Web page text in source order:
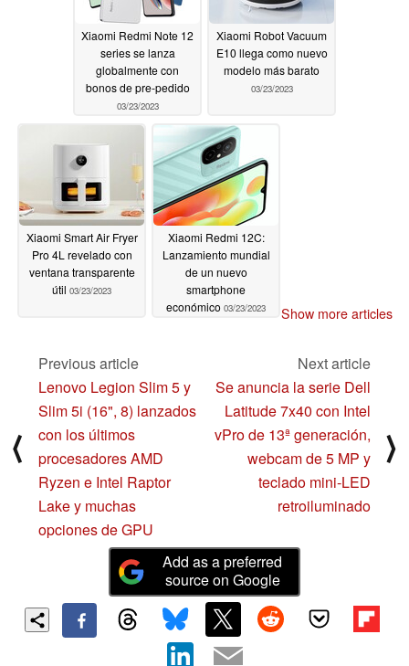
Xiaomi Redmi Note 12
series se lanza
globalmente con
bonos de pre-pedido
03/23/2023
Xiaomi Robot Vacuum
E10 llega como nuevo
modelo más barato
03/23/2023
Xiaomi Smart Air Fryer
Pro 4L revelado con
ventana transparente
útil 03/23/2023
Xiaomi Redmi 12C:
Lanzamiento mundial
de un nuevo
smartphone
económico 03/23/2023 Show more articles
⟨
Previous article
Lenovo Legion Slim 5 y
Slim 5i (16", 8) lanzados
con los últimos
procesadores AMD
Ryzen e Intel Raptor
Lake y muchas
opciones de GPU
Next article
Se anuncia la serie Dell
Latitude 7x40 con Intel
vPro de 13ª generación,
webcam de 5 MP y
teclado mini-LED
retroiluminado
⟩
Add as a preferred
source on Google